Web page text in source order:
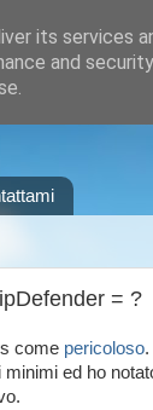
= ?
come pericoloso.
ed ho
its services
and